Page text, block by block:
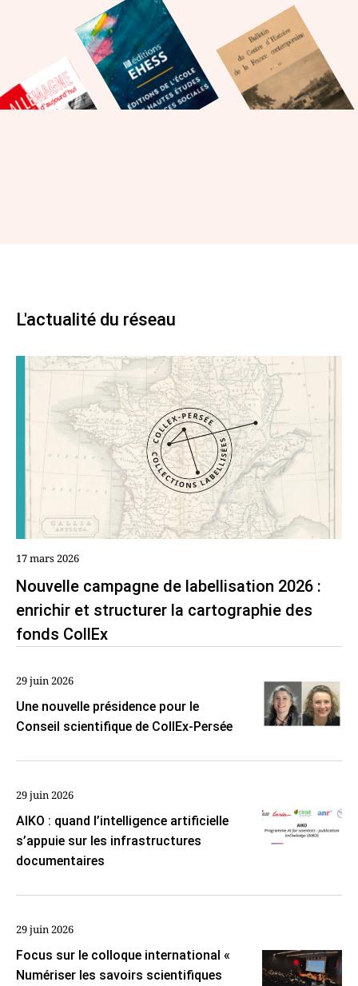
L'actualité du réseau
17 mars 2026
Nouvelle campagne de labellisation 2026 :
enrichir et structurer la cartographie des
fonds CollEx
29 juin 2026
Une nouvelle présidence pour le
Conseil scientifique de CollEx-Persée
29 juin 2026
AIKO : quand l’intelligence artificielle
s’appuie sur les infrastructures
documentaires
29 juin 2026
Focus sur le colloque international «
Numériser les savoirs scientifiques